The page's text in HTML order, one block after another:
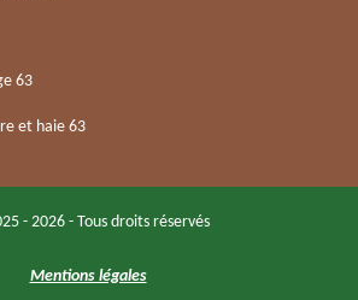
63
et haie 63
- 2026 - Tous droits réservés
Mentions légales